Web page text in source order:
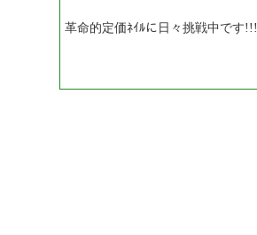
革命的定価ﾈｲﾙに日々挑戦中です!!!